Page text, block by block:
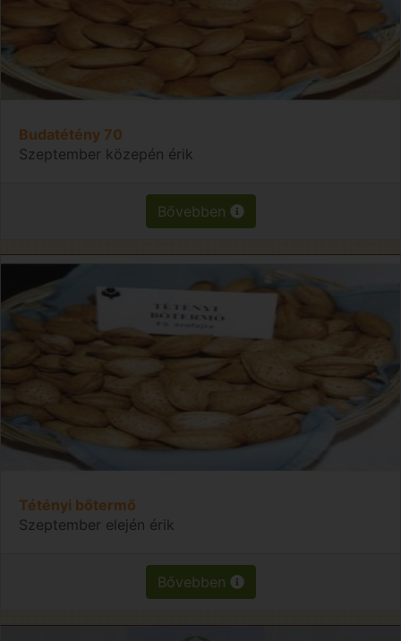
Budatétény 70
Szeptember közepén érik
Bővebben
Tétényi bőtermő
Szeptember elején érik
Bővebben